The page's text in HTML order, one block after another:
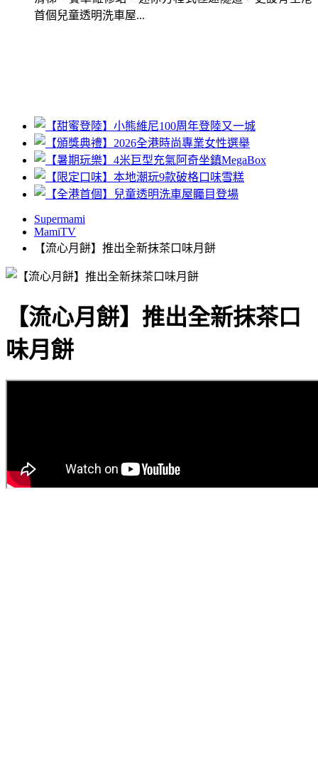
首個兒童透明洗車屋...
Supermami
MamiTV
【流心月餅】推出全新抹茶口味月餅
【流心月餅】推出全新抹茶口
味月餅